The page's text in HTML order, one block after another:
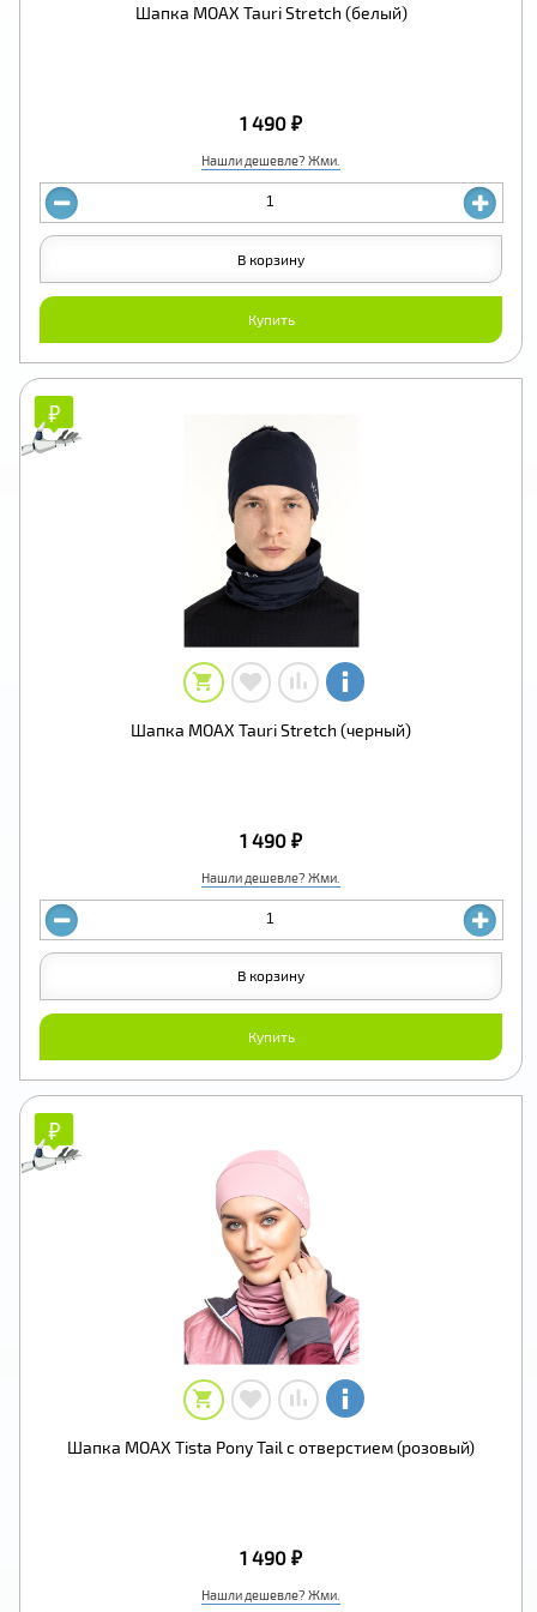
Шапка MOAX Tauri Stretch (белый)
Нашли дешевле? Жми.
1 490 ₽
Купить
В корзину
₽
₽
Шапка MOAX Tauri Stretch (черный)
Нашли дешевле? Жми.
1 490 ₽
Купить
В корзину
₽
₽
Шапка MOAX Tista Pony Tail с отверстием (розовый)
Нашли дешевле? Жми.
1 490 ₽